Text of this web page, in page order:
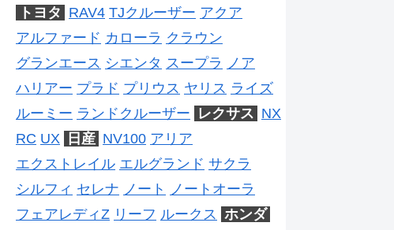
予想【スバル最新情報】
トヨタ RAV4 TJクルーザー アクア
アルファード カローラ クラウン
グランエース シエンタ スープラ
ノア
ハリアー プラド プリウス ヤリス ライズ
ルーミー ランドクルーザー レクサス NX
RC UX 日産 NV100 アリア
エクストレイル エルグランド サクラ
シルフィ セレナ ノート
ノートオーラ
フェアレディZ リーフ ルークス ホンダ